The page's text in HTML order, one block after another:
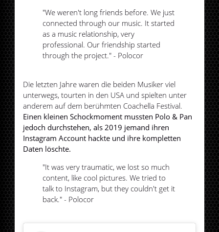
"We weren't long friends before. We just
connected through our music. It started
as a music relationship, very
professional. Our friendship started
through the project." - Polocor
Die letzten Jahre waren die beiden Musiker viel
unterwegs, tourten in den USA und spielten unter
anderem auf dem berühmten Coachella Festival.
Einen kleinen Schockmoment mussten Polo & Pan
jedoch durchstehen, als 2019 jemand ihren
Instagram Account hackte und ihre kompletten
Daten löschte.
"It was very traumatic, we lost so much
content, like cool pictures. We tried to
talk to Instagram, but they couldn't get it
back." - Polocor